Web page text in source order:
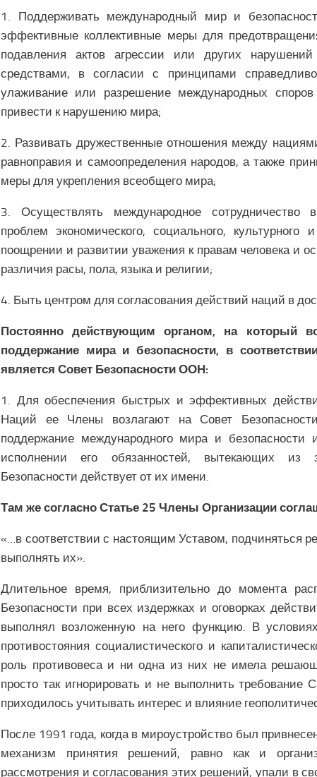
1. Поддерживать международный мир и
эффективные коллективные меры для
подавления актов агрессии или других
средствами, в согласии с принципами
улаживание или разрешение международных
привести к нарушению мира;
2. Развивать дружественные отношения между
равноправия и самоопределения народов, а также
меры для укрепления всеобщего мира;
3. Осуществлять международное сотрудничество
проблем экономического, социального, культурного
поощрении и развитии уважения к правам человека и
различия расы, пола, языка и религии;
4. Быть центром для согласования действий наций в
Постоянно действующим органом, на который
поддержание мира и безопасности, в
является Совет Безопасности ООН:
1. Для обеспечения быстрых и эффективных
Наций ее Члены возлагают на Совет
поддержание международного мира и
исполнении его обязанностей, вытекающих из
Безопасности действует от их имени.
Там же согласно Статье 25 Члены Организации
«…в соответствии с настоящим Уставом, подчиняться
выполнять их».
Длительное время, приблизительно до момента
Безопасности при всех издержках и оговорках
выполнял возложенную на него функцию. В
противостояния социалистического и
роль противовеса и ни одна из них не имела
просто так игнорировать и не выполнить
приходилось учитывать интерес и влияние
После 1991 года, когда в мироустройство был
механизм принятия решений, равно как и
рассмотрения и согласования этих решений, упали в